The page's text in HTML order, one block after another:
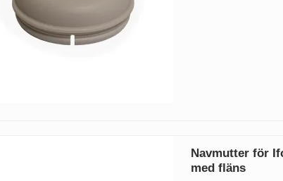
Navmutter för
med fläns